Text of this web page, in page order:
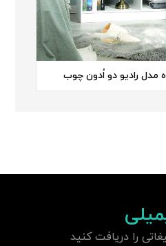
مدل رادیو دو اُدون چوب
را دریافت کنید